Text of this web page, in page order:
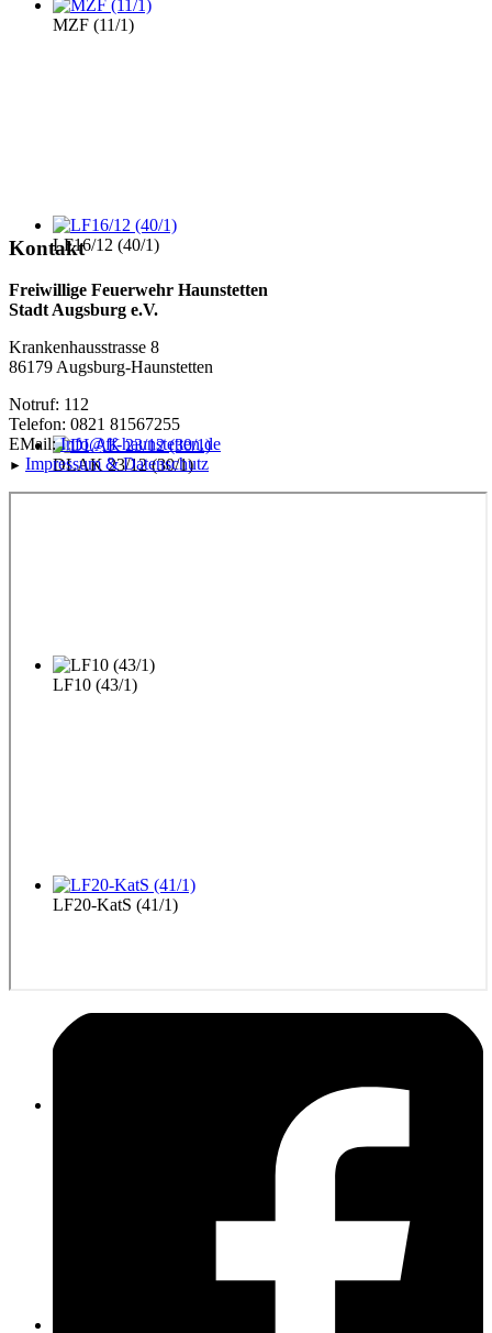
MZF (11/1)
LF16/12 (40/1)
DLAK 23/12 (30/1)
LF10 (43/1)
LF20-KatS (41/1)
Kontakt
Freiwillige Feuerwehr Haunstetten
Stadt Augsburg e.V.
Krankenhausstrasse 8
86179 Augsburg-Haunstetten
Notruf: 112
Telefon: 0821 81567255
EMail:Info@ff-haunstetten.de
► Impressum & Datenschutz